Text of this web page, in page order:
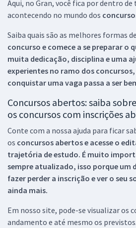
Aqui, no Gran, você fica por dentro de
acontecendo no mundo dos
Saiba quais são as melhores formas de
concurso e comece a se preparar o
muita dedicação, disciplina e uma
experientes no ramo dos concursos,
conquistar uma vaga passa a ser
Concursos abertos: saiba
os concursos com inscrições
Conte com a nossa ajuda para ficar
os concursos abertos e acesse o
trajetória de estudo. É muito
sempre atualizado, isso porque um
fazer perder a inscrição e ver o seu
ainda mais.
Em nosso site, pode-se visualizar os
andamento e até mesmo os